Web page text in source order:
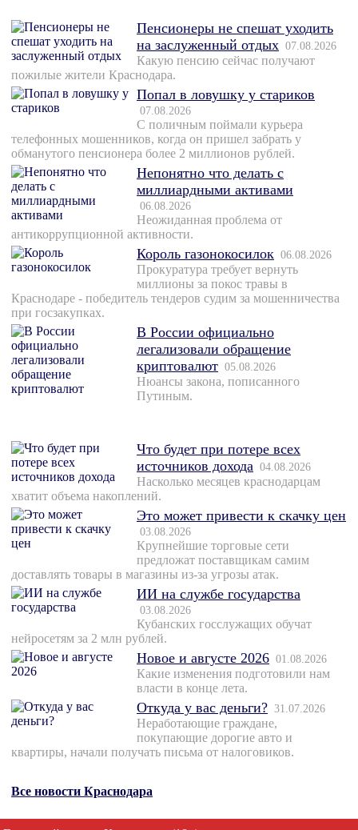
Пенсионеры не спешат уходить
на заслуженный отдых 07.08.2026
Какую пенсию сейчас получают
пожилые жители Краснодара.
Попал в ловушку у стариков
07.08.2026
С поличным поймали курьера
телефонных мошенников, когда он пришел забрать у
обманутого пенсионера более 2 миллионов рублей.
Непонятно что делать с
миллиардными активами
06.08.2026
Неожиданная проблема от
антикоррупционной активности.
Король газонокосилок 06.08.2026
Прокуратура требует вернуть
миллионы за покос травы в
Краснодаре - победитель тендеров судим за мошенничества
при госзакупках.
В России официально
легализовали обращение
криптовалют 05.08.2026
Нюансы закона, пописанного
Путиным.
Что будет при потере всех
источников дохода 04.08.2026
Насколько месяцев краснодарцам
хватит объема накоплений.
Это может привести к скачку цен
03.08.2026
Крупнейшие торговые сети
предложат поставщикам самим
доставлять товары в магазины из-за угрозы атак.
ИИ на службе государства
03.08.2026
Кубанских госслужащих обучат
нейросетям за 2 млн рублей.
Новое и августе 2026 01.08.2026
Какие изменения подготовили нам
власти в конце лета.
Откуда у вас деньги? 31.07.2026
Неработающие граждане,
покупающие дорогие авто и
квартиры, начали получать письма от налоговиков.
Все новости Краснодара